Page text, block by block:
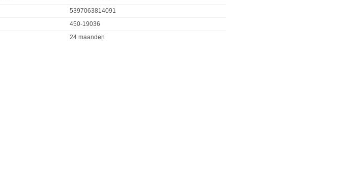
5397063814091
450-19036
24 maanden